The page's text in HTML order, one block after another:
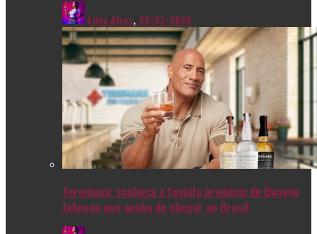
Livia Alves, 28/07/2026
Teremana: conheça a tequila premium de Dwayne
Johnson que acaba de chegar ao Brasil